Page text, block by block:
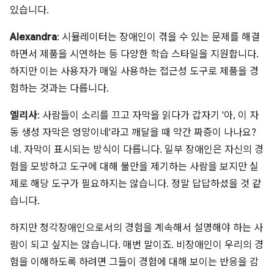
있습니다.
Alexandra: 시뮬레이터는 장애인이 겪을 수 있는 문제를 해결
하면서 제품을 시연하는 등 다양한 학습 스타일을 지원합니다.
하지만 이는 사용자가 매일 사용하는 접근성 도구로 제품을 경
험하는 것과는 다릅니다.
엘리사: 사람들이 소리를 끄고 자막을 읽다가 갑자기 '아, 이 자
동 생성 자막은 엉망이네'라고 깨달을 때 약간 짜증이 나나요?
네. 자막이 표시되는 방식이 다릅니다. 일부 장애인은 자신의 경
험을 모방하고 도구에 대해 불만을 제기하는 사람을 보지만 실
제로 해당 도구가 필요하지는 않습니다. 정말 답답하셨을 것 같
습니다.
하지만 청각장애인으로서의 경험을 계속해서 설명해야 하는 사
람이 되고 싶지는 않습니다. 매번 말이죠. 비장애인이 우리의 경
험을 이해하도록 하려면 그들이 경험에 대해 보이는 반응을 감